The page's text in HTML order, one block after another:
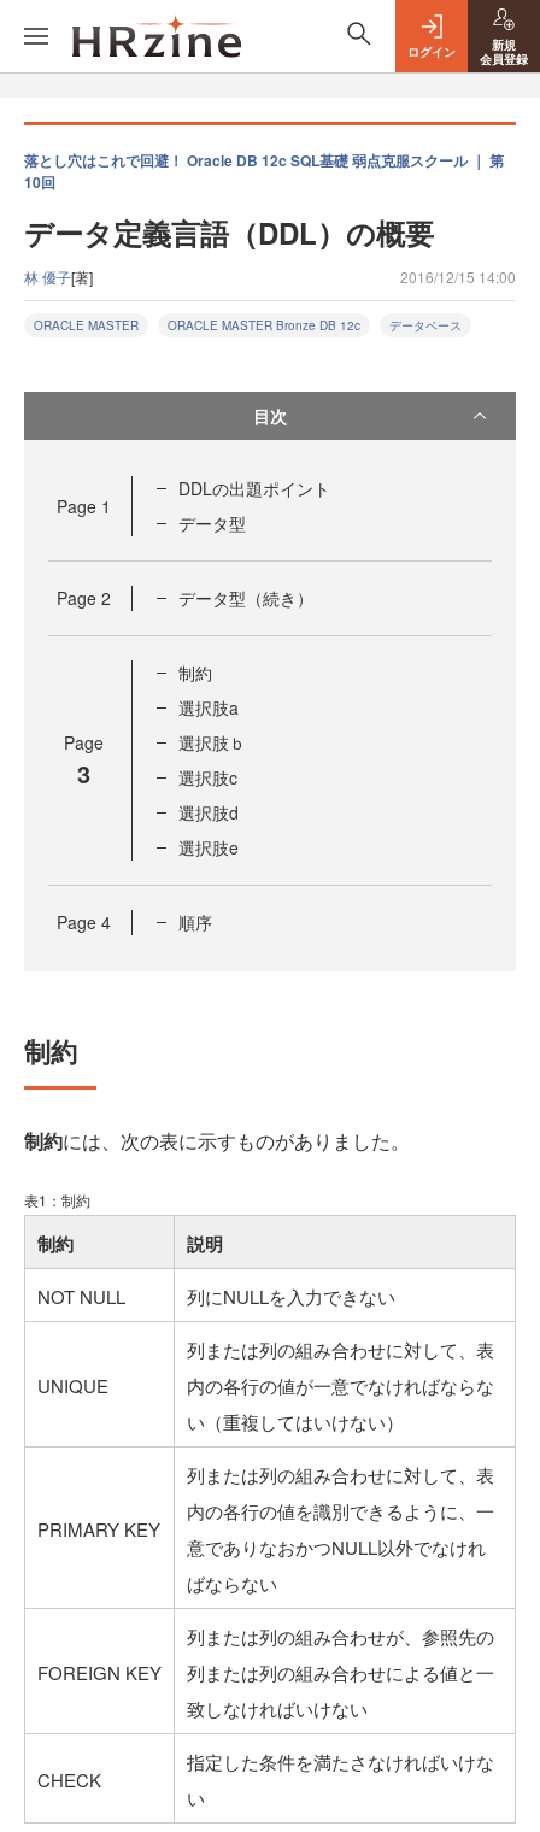
ログイン
新規
会員登録
落とし穴はこれで回避！ Oracle DB 12c SQL基礎 弱点克服スクール ｜ 第
10回
データ定義言語（DDL）の概要
林 優子[著] 2016/12/15 14:00
ORACLE MASTER ORACLE MASTER Bronze DB 12c データベース
目次
Page 1
DDLの出題ポイント
データ型
Page 2 データ型（続き）
Page
3
制約
選択肢a
選択肢ｂ
選択肢c
選択肢d
選択肢e
Page 4 順序
制約
制約には、次の表に示すものがありました。
表1：制約
制約 説明
NOT NULL 列にNULLを入力できない
UNIQUE
列または列の組み合わせに対して、表
内の各行の値が一意でなければならな
い（重複してはいけない）
PRIMARY KEY
列または列の組み合わせに対して、表
内の各行の値を識別できるように、一
意でありなおかつNULL以外でなけれ
ばならない
FOREIGN KEY
列または列の組み合わせが、参照先の
列または列の組み合わせによる値と一
致しなければいけない
CHECK
指定した条件を満たさなければいけな
い